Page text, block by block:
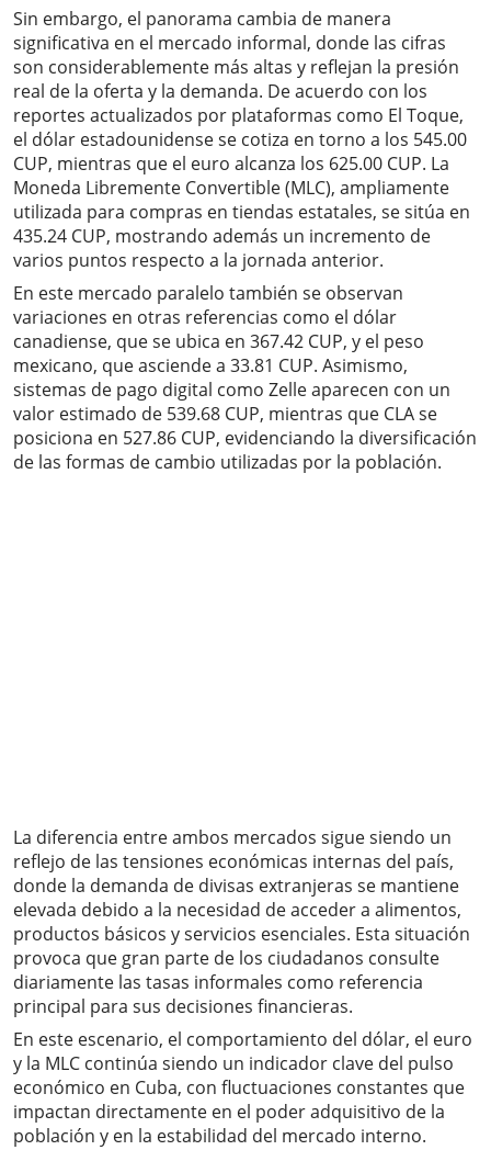
Sin embargo, el panorama cambia de manera
significativa en el mercado informal, donde las cifras
son considerablemente más altas y reflejan la presión
real de la oferta y la demanda. De acuerdo con los
reportes actualizados por plataformas como El Toque,
el dólar estadounidense se cotiza en torno a los 545.00
CUP, mientras que el euro alcanza los 625.00 CUP. La
Moneda Libremente Convertible (MLC), ampliamente
utilizada para compras en tiendas estatales, se sitúa en
435.24 CUP, mostrando además un incremento de
varios puntos respecto a la jornada anterior.
En este mercado paralelo también se observan
variaciones en otras referencias como el dólar
canadiense, que se ubica en 367.42 CUP, y el peso
mexicano, que asciende a 33.81 CUP. Asimismo,
sistemas de pago digital como Zelle aparecen con un
valor estimado de 539.68 CUP, mientras que CLA se
posiciona en 527.86 CUP, evidenciando la diversificación
de las formas de cambio utilizadas por la población.
La diferencia entre ambos mercados sigue siendo un
reflejo de las tensiones económicas internas del país,
donde la demanda de divisas extranjeras se mantiene
elevada debido a la necesidad de acceder a alimentos,
productos básicos y servicios esenciales. Esta situación
provoca que gran parte de los ciudadanos consulte
diariamente las tasas informales como referencia
principal para sus decisiones financieras.
En este escenario, el comportamiento del dólar, el euro
y la MLC continúa siendo un indicador clave del pulso
económico en Cuba, con fluctuaciones constantes que
impactan directamente en el poder adquisitivo de la
población y en la estabilidad del mercado interno.